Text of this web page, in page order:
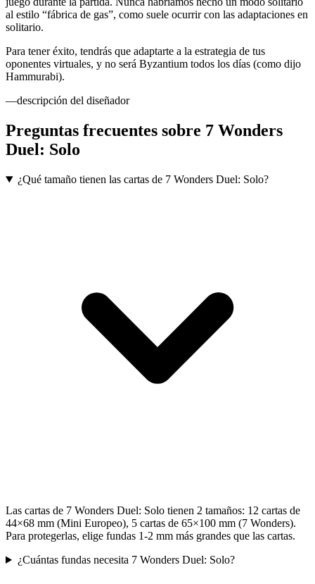
al estilo “fábrica de gas”, como suele ocurrir con las adaptaciones en
solitario.
Para tener éxito, tendrás que adaptarte a la estrategia de tus
oponentes virtuales, y no será Byzantium todos los días (como dijo
Hammurabi).
—descripción del diseñador
Preguntas frecuentes sobre 7 Wonders
Duel: Solo
¿Qué tamaño tienen las cartas de 7 Wonders Duel: Solo?
Las cartas de 7 Wonders Duel: Solo tienen 2 tamaños: 12 cartas de
44×68 mm (Mini Europeo), 5 cartas de 65×100 mm (7 Wonders).
Para protegerlas, elige fundas 1-2 mm más grandes que las cartas.
¿Cuántas fundas necesita 7 Wonders Duel: Solo?